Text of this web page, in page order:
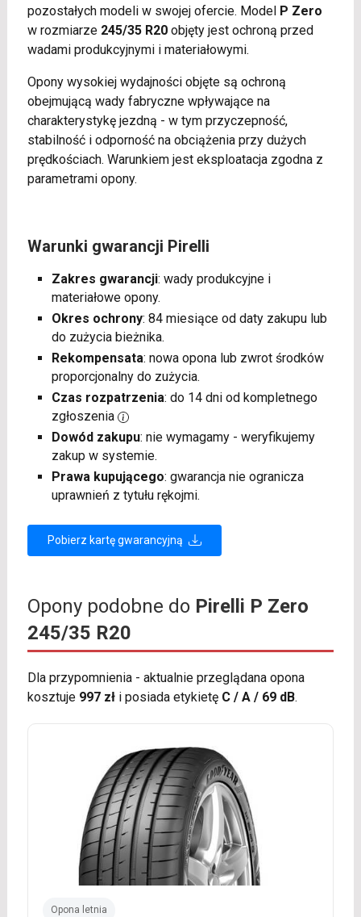
pozostałych modeli w swojej ofercie. Model P Zero
w rozmiarze 245/35 R20objęty jest ochroną przed
wadami produkcyjnymi i materiałowymi.
Opony wysokiej wydajności objęte są ochroną
obejmującą wady fabryczne wpływające na
charakterystykę jezdną - w tym przyczepność,
stabilność i odporność na obciążenia przy dużych
prędkościach. Warunkiem jest eksploatacja zgodna z
parametrami opony.
Warunki gwarancji Pirelli
Zakres gwarancji: wady produkcyjne i
materiałowe opony.
Okres ochrony: 84 miesiące od daty zakupu lub
do zużycia bieżnika.
Rekompensata: nowa opona lub zwrot środków
proporcjonalny do zużycia.
Czas rozpatrzenia: do 14 dni od kompletnego
zgłoszenia
Dowód zakupu: nie wymagamy - weryfikujemy
zakup w systemie.
Prawa kupującego: gwarancja nie ogranicza
uprawnień z tytułu rękojmi.
Pobierz kartę gwarancyjną
Opony podobne do Pirelli P Zero
245/35 R20
Dla przypomnienia - aktualnie przeglądana opona
kosztuje 997 złi posiada etykietę C / A / 69 dB.
Opona letnia